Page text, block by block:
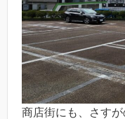
商店街にも、さす